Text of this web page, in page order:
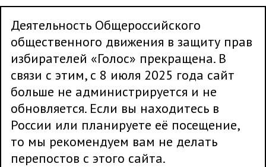
Деятельность Общероссийского
общественного движения в защиту прав
избирателей «Голос» прекращена. В
связи с этим, с 8 июля 2025 года сайт
больше не администрируется и не
обновляется. Если вы находитесь в
России или планируете её посещение,
то мы рекомендуем вам не делать
перепостов с этого сайта.